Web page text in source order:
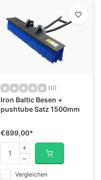
(0)
Iron Baltic Besen +
pushtube Satz 1500mm
€899,00*
Vergleichen